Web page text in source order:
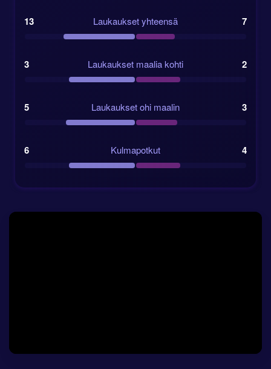
13 Laukaukset yhteensä 7
3 Laukaukset maalia kohti 2
5 Laukaukset ohi maalin 3
6 Kulmapotkut 4